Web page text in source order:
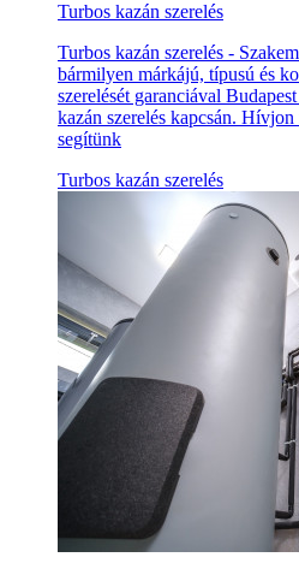
Turbos kazán szerelés
Turbos kazán szerelés -
bármilyen márkájú, típusú és
szerelését garanciával
kazán szerelés kapcsán.
segítünk
Turbos kazán szerelés